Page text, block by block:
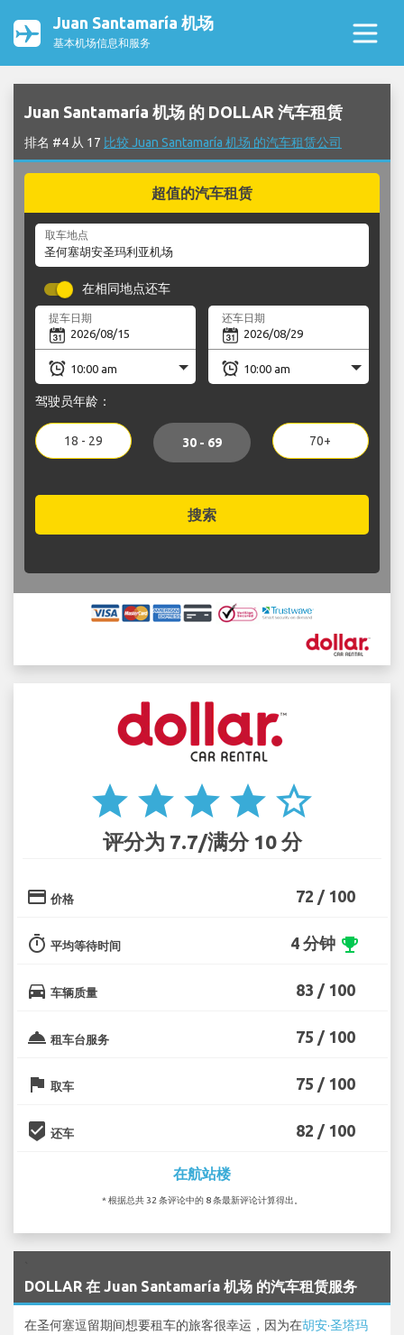
Juan Santamaría 机场
基本机场信息和服务
Juan Santamaría 机场 的 DOLLAR 汽车租赁
排名 #4 从 17 比较 Juan Santamaría 机场 的汽车租赁公司
超值的汽车租赁
取车地点
在相同地点还车
提车日期 还车日期
驾驶员年龄：
18 - 29 30 - 69 70+
搜索
star star star star star_border
评分为 7.7/满分 10 分
credit_card 价格 72 / 100
timer 平均等待时间 4 分钟 emoji_events
directions_car 车辆质量 83 / 100
room_service 租车台服务 75 / 100
flag 取车 75 / 100
beenhere 还车 82 / 100
在航站楼
* 根据总共 32 条评论中的 8 条最新评论计算得出。
DOLLAR 在 Juan Santamaría 机场 的汽车租赁服务
在圣何塞逗留期间想要租车的旅客很幸运，因为在胡安·圣塔玛